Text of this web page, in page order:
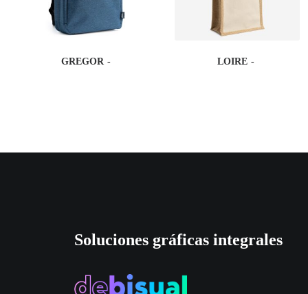
GREGOR LOIRE
Soluciones gráficas integrales